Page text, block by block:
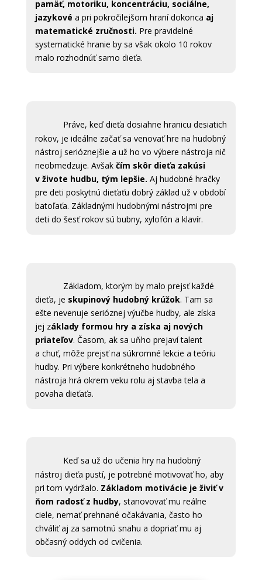
pamäť, motoriku, koncentráciu, sociálne,
jazykové a pri pokročilejšom hraní dokonca aj
matematické zručnosti. Pre pravidelné
systematické hranie by sa však okolo 10 rokov
malo rozhodnúť samo dieťa.
Práve, keď dieťa dosiahne hranicu desiatich
rokov, je ideálne začať sa venovať hre na hudobný
nástroj serióznejšie a už ho vo výbere nástroja nič
neobmedzuje. Avšak čím skôr dieťa zakúsi
v živote hudbu, tým lepšie. Aj hudobné hračky
pre deti poskytnú dieťaťu dobrý základ už v období
batoľaťa. Základnými hudobnými nástrojmi pre
deti do šesť rokov sú bubny, xylofón a klavír.
Základom, ktorým by malo prejsť každé
dieťa, je skupinový hudobný krúžok. Tam sa
ešte nevenuje serióznej výučbe hudby, ale získa
jej základy formou hry a získa aj nových
priateľov. Časom, ak sa uňho prejaví talent
a chuť, môže prejsť na súkromné lekcie a teóriu
hudby. Pri výbere konkrétneho hudobného
nástroja hrá okrem veku rolu aj stavba tela a
povaha dieťaťa.
Keď sa už do učenia hry na hudobný
nástroj dieťa pustí, je potrebné motivovať ho, aby
pri tom vydržalo. Základom motivácie je živiť v
ňom radosť z hudby, stanovovať mu reálne
ciele, nemať prehnané očakávania, často ho
chváliť aj za samotnú snahu a dopriať mu aj
občasný oddych od cvičenia.